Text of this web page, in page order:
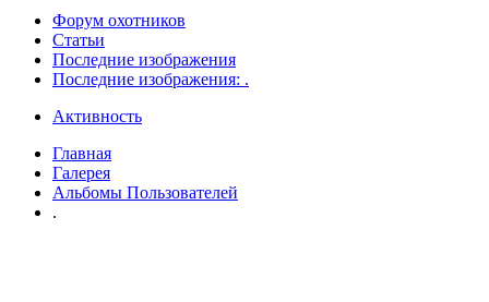
Форум охотников
Статьи
Последние изображения
Последние изображения: .
Активность
Главная
Галерея
Альбомы Пользователей
.